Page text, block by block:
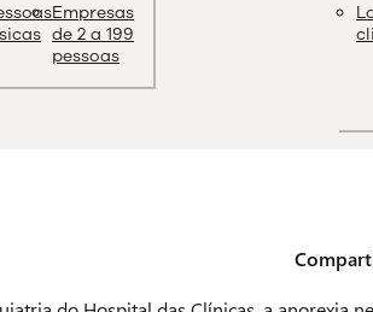
Empresas
de 2 a 199
pessoas
e as melhores soluções sobre